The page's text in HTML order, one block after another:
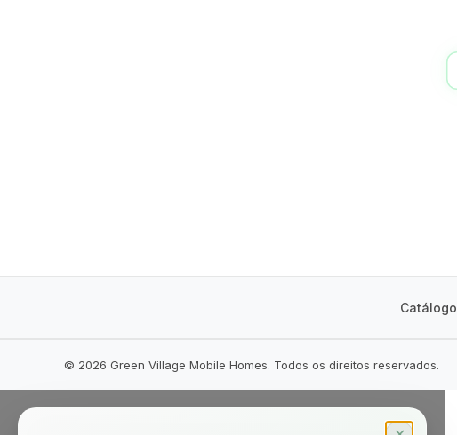
Catálogo
© 2026 Green Village Mobile Homes. Todos os direitos reservados.